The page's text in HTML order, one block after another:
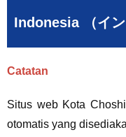
Indonesia （イン
Catatan
Situs web Kota
otomatis yang